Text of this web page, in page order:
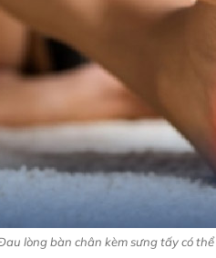
lòng bàn chân kèm sưng tấy có